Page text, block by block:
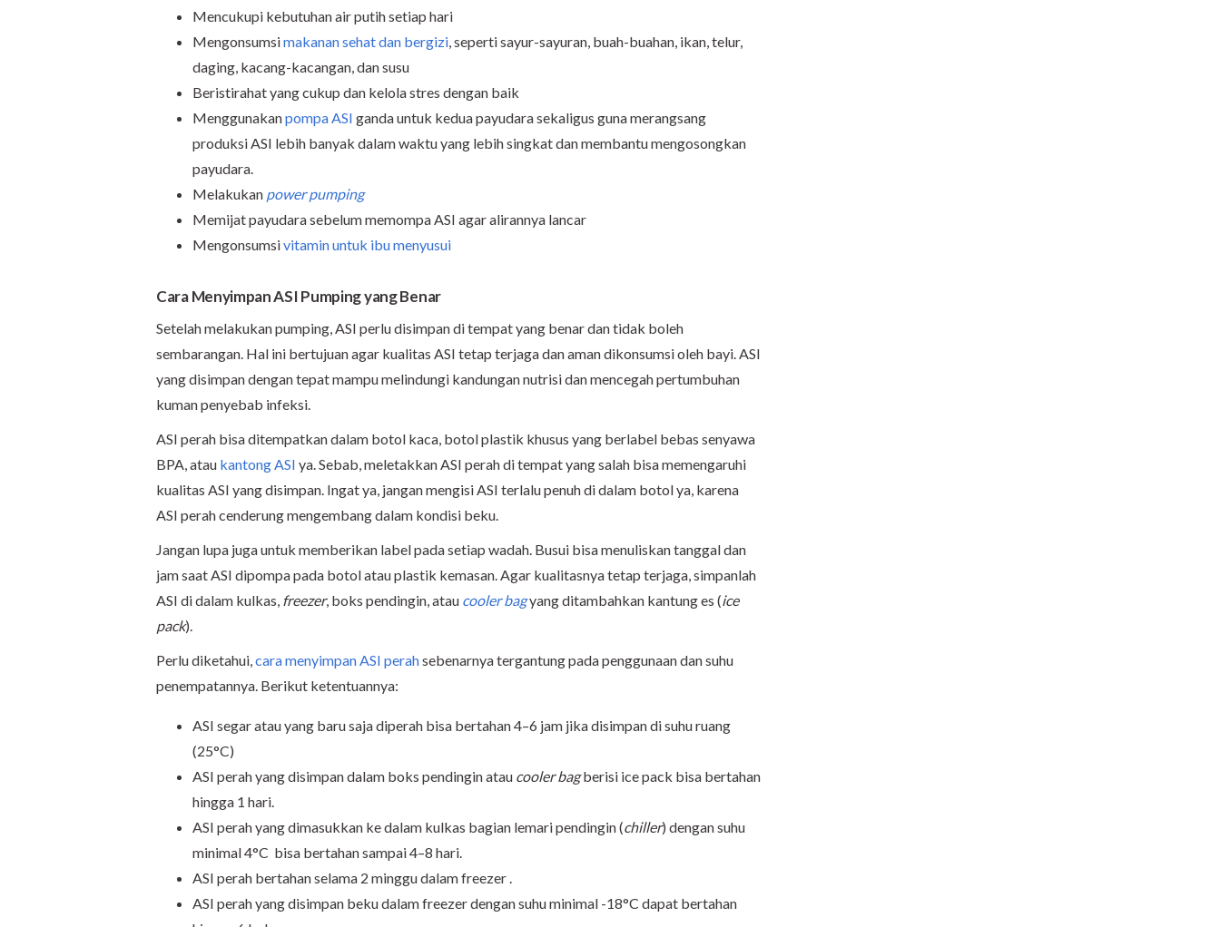
Mencukupi kebutuhan air putih setiap hari
Mengonsumsimakanan sehat dan bergizi, seperti sayur-sayuran, buah-buahan, ikan, telur,
daging, kacang-kacangan, dan susu
Beristirahat yang cukup dan kelola stres dengan baik
Menggunakanpompa ASI ganda untuk kedua payudara sekaligus guna merangsang
produksi ASI lebih banyak dalam waktu yang lebih singkat dan membantu mengosongkan
payudara.
Melakukan power pumping
Memijat payudara sebelum memompa ASI agar alirannya lancar
Mengonsumsivitamin untuk ibu menyusui
Cara Menyimpan ASI Pumping yang Benar
Setelah melakukan pumping, ASI perlu disimpan di tempat yang benar dan tidak boleh
sembarangan. Hal ini bertujuan agar kualitas ASI tetap terjaga dan aman dikonsumsi oleh bayi. ASI
yang disimpan dengan tepat mampu melindungi kandungan nutrisi dan mencegah pertumbuhan
kuman penyebab infeksi.
ASI perah bisa ditempatkan dalam botol kaca, botol plastik khusus yang berlabel bebas senyawa
BPA, atau kantong ASI ya. Sebab, meletakkan ASI perah di tempat yang salah bisa memengaruhi
kualitas ASI yang disimpan. Ingat ya, jangan mengisi ASI terlalu penuh di dalam botol ya, karena
ASI perah cenderung mengembang dalam kondisi beku.
Jangan lupa juga untuk memberikan label pada setiap wadah. Busui bisa menuliskan tanggal dan
jam saat ASI dipompa pada botol atau plastik kemasan. Agar kualitasnya tetap terjaga, simpanlah
ASI di dalam kulkas, freezer, boks pendingin, atau cooler bagyang ditambahkan kantung es (ice
pack).
Perlu diketahui,cara menyimpan ASI perahsebenarnya tergantung pada penggunaan dan suhu
penempatannya. Berikut ketentuannya:
ASI segar atau yang baru saja diperah bisa bertahan 4–6 jam jika disimpan di suhu ruang
(25°C)
ASI perah yang disimpan dalam boks pendingin atau cooler bagberisi ice pack bisa bertahan
hingga 1 hari.
ASI perah yang dimasukkan ke dalam kulkas bagian lemari pendingin (chiller) dengan suhu
minimal 4°C bisa bertahan sampai 4–8 hari.
ASI perah bertahan selama 2 minggu dalam freezer .
ASI perah yang disimpan beku dalam freezer dengan suhu minimal -18°C dapat bertahan